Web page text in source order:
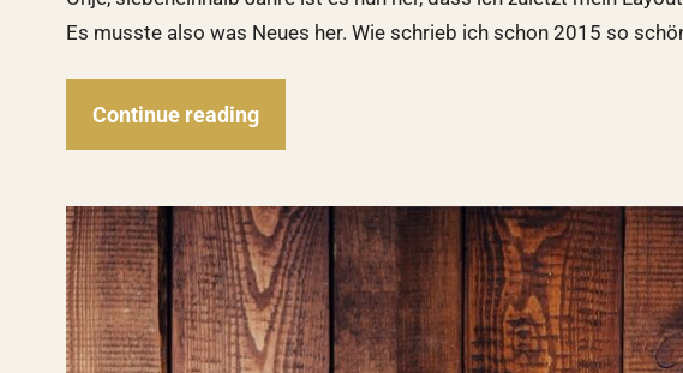
Es musste also was Neues her. Wie schrieb ich schon 2015 so
Continue reading